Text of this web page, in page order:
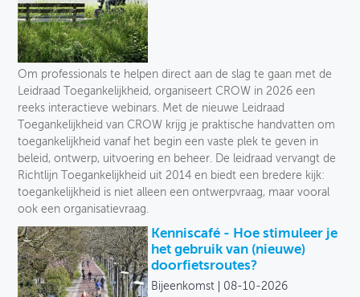
Om professionals te helpen direct aan de slag te gaan met de
Leidraad Toegankelijkheid, organiseert CROW in 2026 een
reeks interactieve webinars. Met de nieuwe Leidraad
Toegankelijkheid van CROW krijg je praktische handvatten om
toegankelijkheid vanaf het begin een vaste plek te geven in
beleid, ontwerp, uitvoering en beheer. De leidraad vervangt de
Richtlijn Toegankelijkheid uit 2014 en biedt een bredere kijk:
toegankelijkheid is niet alleen een ontwerpvraag, maar vooral
ook een organisatievraag.
Kenniscafé - Hoe stimuleer je
het gebruik van (nieuwe)
doorfietsroutes?
Bijeenkomst 08-10-2026